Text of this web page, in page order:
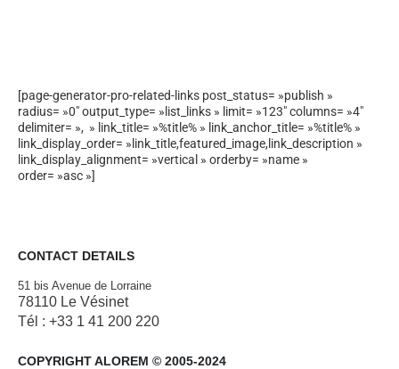
[page-generator-pro-related-links post_status= »publish »
radius= »0″ output_type= »list_links » limit= »123″ columns= »4″
delimiter= », » link_title= »%title% » link_anchor_title= »%title% »
link_display_order= »link_title,featured_image,link_description »
link_display_alignment= »vertical » orderby= »name »
order= »asc »]
CONTACT DETAILS
51 bis Avenue de Lorraine
78110 Le Vésinet
Tél : +33 1 41 200 220
COPYRIGHT ALOREM © 2005-2024